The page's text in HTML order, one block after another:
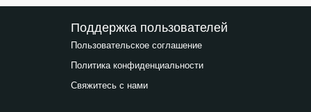
Поддержка пользователей
Пользовательское соглашение
Политика конфиденциальности
Свяжитесь с нами